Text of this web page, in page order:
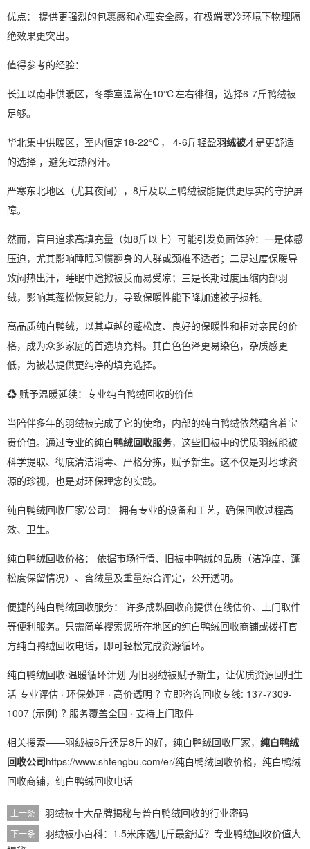
优点： 提供更强烈的包裹感和心理安全感，在极端寒冷环境下物理隔
绝效果更突出。
值得参考的经验：
长江以南非供暖区，冬季室温常在10℃左右徘徊，选择6-7斤鸭绒被
足够。
华北集中供暖区，室内恒定18-22℃， 4-6斤轻盈羽绒被才是更舒适
的选择 ，避免过热闷汗。
严寒东北地区（尤其夜间），8斤及以上鸭绒被能提供更厚实的守护屏
障。
然而，盲目追求高填充量（如8斤以上）可能引发负面体验：一是体感
压迫，尤其影响睡眠习惯翻身的人群或颈椎不适者；二是过度保暖导
致闷热出汗，睡眠中途掀被反而易受凉；三是长期过度压缩内部羽
绒，影响其蓬松恢复能力，导致保暖性能下降加速被子损耗。
高品质纯白鸭绒，以其卓越的蓬松度、良好的保暖性和相对亲民的价
格，成为众多家庭的首选填充料。其白色色泽更易染色，杂质感更
低，为被芯提供更纯净的填充选择。
♻️ 赋予温暖延续：专业纯白鸭绒回收的价值
当陪伴多年的羽绒被完成了它的使命，内部的纯白鸭绒依然蕴含着宝
贵价值。通过专业的纯白鸭绒回收服务，这些旧被中的优质羽绒能被
科学提取、彻底清洁消毒、严格分拣，赋予新生。这不仅是对地球资
源的珍视，也是对环保理念的实践。
纯白鸭绒回收厂家/公司： 拥有专业的设备和工艺，确保回收过程高
效、卫生。
纯白鸭绒回收价格： 依据市场行情、旧被中鸭绒的品质（洁净度、蓬
松度保留情况）、含绒量及重量综合评定，公开透明。
便捷的纯白鸭绒回收服务： 许多成熟回收商提供在线估价、上门取件
等便利服务。只需简单搜索您所在地区的纯白鸭绒回收商铺或拨打官
方纯白鸭绒回收电话，即可轻松完成资源循环。
纯白鸭绒回收·温暖循环计划 为旧羽绒被赋予新生，让优质资源回归生
活 专业评估 · 环保处理 · 高价透明 ? 立即咨询回收专线: 137-7309-
1007 (示例) ? 服务覆盖全国 · 支持上门取件
相关搜索——羽绒被6斤还是8斤的好，纯白鸭绒回收厂家， 纯白鸭绒
回收公司https://www.shtengbu.com/er/纯白鸭绒回收价格，纯白鸭绒
回收商铺，纯白鸭绒回收电话
上一条 羽绒被十大品牌揭秘与普白鸭绒回收的行业密码
下一条
羽绒被小百科：1.5米床选几斤最舒适？专业鸭绒回收价值大